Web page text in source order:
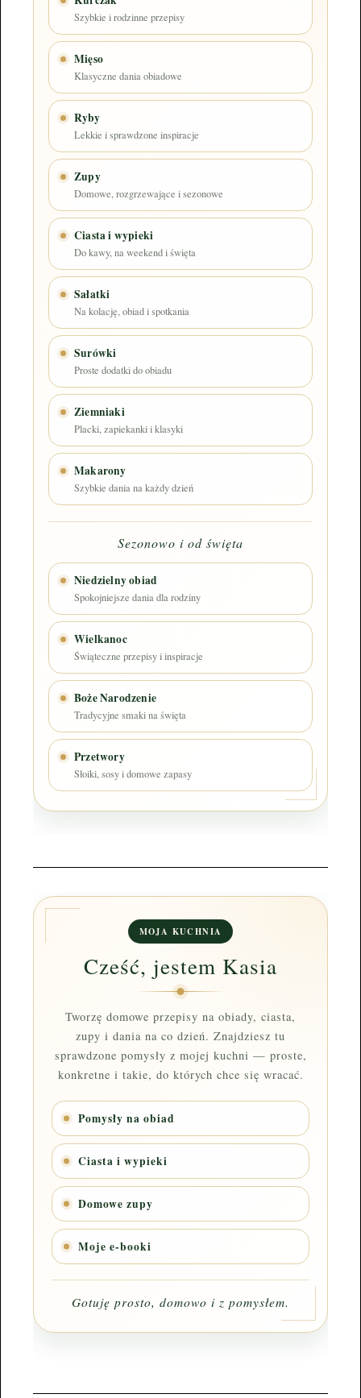
Szybkie i rodzinne przepisy
Mięso
Klasyczne dania obiadowe
Ryby
Lekkie i sprawdzone inspiracje
Zupy
Domowe, rozgrzewające i sezonowe
Ciasta i wypieki
Do kawy, na weekend i święta
Sałatki
Na kolację, obiad i spotkania
Surówki
Proste dodatki do obiadu
Ziemniaki
Placki, zapiekanki i klasyki
Makarony
Szybkie dania na każdy dzień
Sezonowo i od święta
Niedzielny obiad
Spokojniejsze dania dla rodziny
Wielkanoc
Świąteczne przepisy i inspiracje
Boże Narodzenie
Tradycyjne smaki na święta
Przetwory
Słoiki, sosy i domowe zapasy
MOJA KUCHNIA
Cześć, jestem Kasia
Tworzę domowe przepisy na obiady, ciasta,
zupy i dania na co dzień. Znajdziesz tu
sprawdzone pomysły z mojej kuchni — proste,
konkretne i takie, do których chce się wracać.
Pomysły na obiad
Ciasta i wypieki
Domowe zupy
Moje e-booki
Gotuję prosto, domowo i z pomysłem.